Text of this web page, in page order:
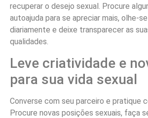
recuperar o desejo sexual. Procure
autoajuda para se apreciar mais, olhe-
diariamente e deixe transparecer as
qualidades.
Leve criatividade e
para sua vida sexual
Converse com seu parceiro e pratique
Procure novas posições sexuais, faça